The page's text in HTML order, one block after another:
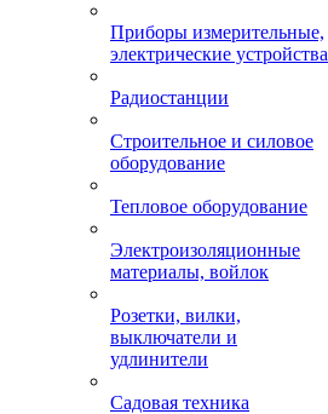
Приборы измерительные,
электрические устройства
Радиостанции
Строительное и силовое
оборудование
Тепловое оборудование
Электроизоляционные
материалы, войлок
Розетки, вилки,
выключатели и
удлинители
Садовая техника